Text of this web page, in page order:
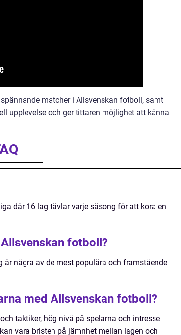
matcher i Allsvenskan fotboll, samt
upplevelse och ger tittaren möjlighet att känna
där 16 lag tävlar varje säsong för att kora en
fotboll?
är några av de mest populära och framstående
med Allsvenskan fotboll?
taktiker, hög nivå på spelarna och intresse
vara bristen på jämnhet mellan lagen och